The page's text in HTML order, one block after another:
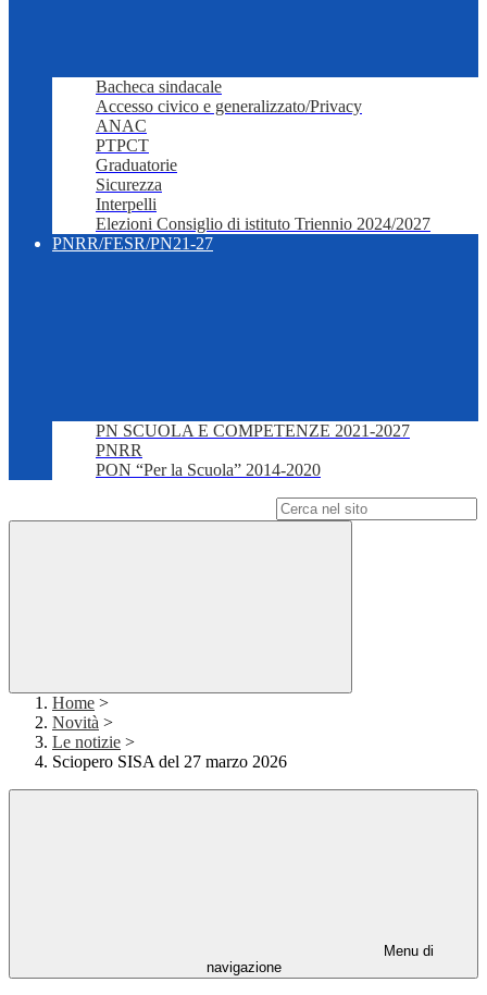
Bacheca sindacale
Accesso civico e generalizzato/Privacy
ANAC
PTPCT
Graduatorie
Sicurezza
Interpelli
Elezioni Consiglio di istituto Triennio 2024/2027
PNRR/FESR/PN21-27
PN SCUOLA E COMPETENZE 2021-2027
PNRR
PON “Per la Scuola” 2014-2020
Home >
Novità >
Le notizie >
Sciopero SISA del 27 marzo 2026
Menu di
navigazione